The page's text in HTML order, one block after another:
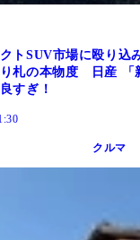
トSUV市場に殴り
札の本物度 日産 「
すぎ！
クルマ